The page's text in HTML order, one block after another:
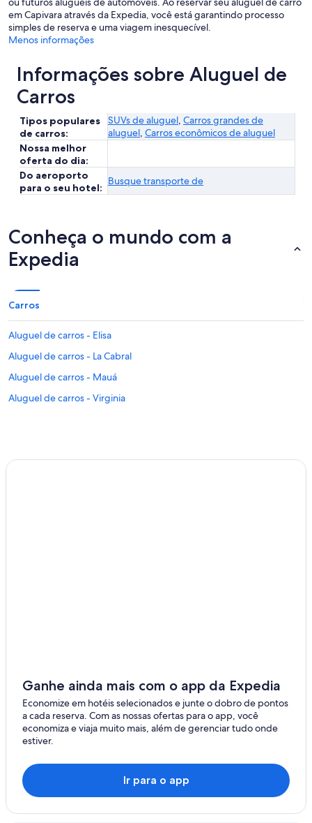
em Capivara através da Expedia, você está garantindo processo
simples de reserva e uma viagem inesquecível.
Menos informações
Informações sobre Aluguel de
Carros
Tipos populares
de carros:
SUVs de aluguel, Carros grandes de
aluguel, Carros econômicos de aluguel
Nossa melhor
oferta do dia:
Do aeroporto
para o seu hotel:
Busque transporte de
Conheça o mundo com a
Expedia
Carros
Aluguel de carros - Elisa
Aluguel de carros - La Cabral
Aluguel de carros - Mauá
Aluguel de carros - Virginia
Ganhe ainda mais com o app da Expedia
Economize em hotéis selecionados e junte o dobro de pontos
a cada reserva. Com as nossas ofertas para o app, você
economiza e viaja muito mais, além de gerenciar tudo onde
estiver.
Ir para o app